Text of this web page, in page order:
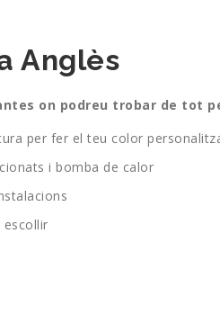
Anglès
on podreu trobar de tot
per fer el teu color
i bomba de calor
escollir